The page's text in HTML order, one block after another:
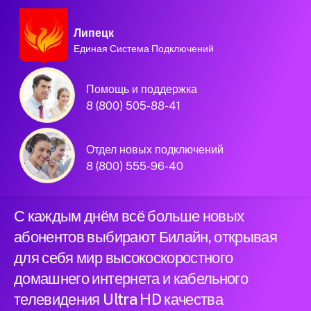
Липецк
Единая Система Подключений
Помощь и поддержка
8 (800) 505-88-41
Отдел новых подключений
8 (800) 555-96-40
Домашний интернет и
телевидение
Билайн в городе
Липецк
С каждым днём всё больше новых
абонентов выбирают Билайн, открывая
для себя мир высокоскоростного
домашнего интернета и кабельного
телевидения Ultra HD качества